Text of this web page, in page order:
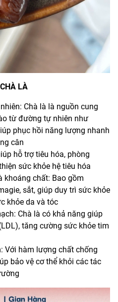
LÀ
Chà là là nguồn cung
từ đường tự nhiên như
phục hồi năng lượng nhanh
cân
hỗ trợ tiêu hóa, phòng
sức khỏe hệ tiêu hóa
khoáng chất: Bao gồm
sắt, giúp duy trì sức khỏe
khỏe da và tóc
Chà là có khả năng giúp
tăng cường sức khỏe tim
Với hàm lượng chất chống
bảo vệ cơ thể khỏi các tác